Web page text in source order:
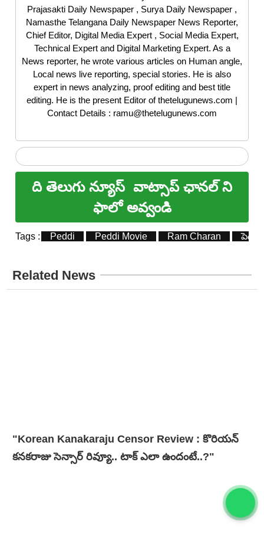
Prajasakti Daily Newspaper , Surya Daily Newspaper ,
Namasthe Telangana Daily Newspaper News Reporter,
Chief Editor, Digital Media Expert , Social Media Expert,
Technical Expert and Digital Marketing Expert. As a
News reporter, he wrote various articles on Human angle,
Local news live reporting, special stories. He is also
expert in news analyzing, proof editing and best title
editing. He is the present Editor of thetelugunews.com |
Contact Details : ramu@thetelugunews.com
ది తెలుగు న్యూస్ వాట్సాప్ ఛానల్ ని
ఫాలో అవ్వండి
Tags : Peddi Peddi Movie Ram Charan పెద్ది
Related News
"Korean Kanakaraju Censor Review : కొరియన్
కనకరాజు సెన్సార్ రివ్యూ.. టాక్ ఎలా ఉందంటే..?"